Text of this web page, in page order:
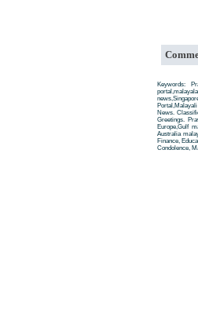
Keywords:
News.
Greetings.
Europe,Gulf
Australia
Finance,
Condolence,